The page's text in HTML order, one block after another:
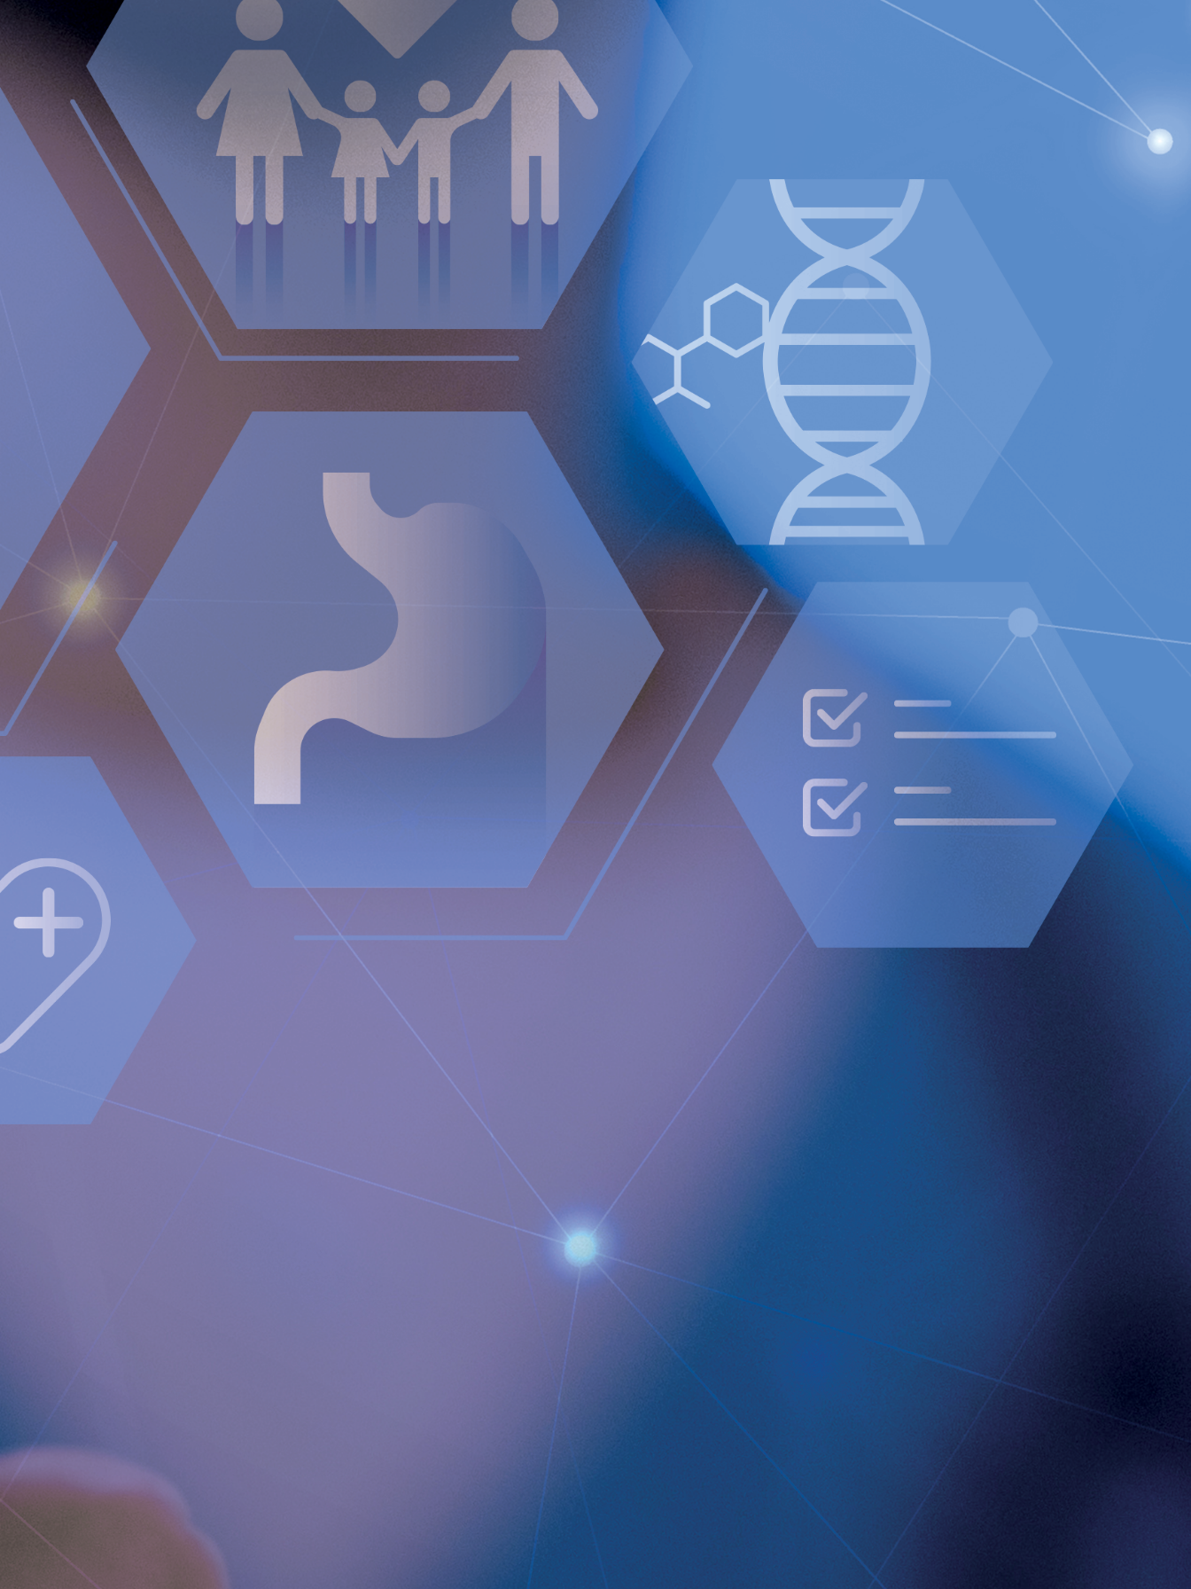
FDA har slutfört sin granskning av PMA Clinical Module 2 och lämnat sin skriftliga feedback,
som bolaget anser vara mycket positiv och man kommer fortsätta att arbeta med FDA för
att få ut RefluxStop på den amerikanska marknaden så snart som möjligt
Resultat från den största publicerade RefluxStop™-studien från normal sjukvåd, omfattande
79 patienter med upp till 17 månaders uppföljning i Tyskland, visar en medianförbättring av
livskvalitetsformuläret GERD-HRQL på 100%
Det världsledande och största sjukhuset i Spanien, La Paz University Hospital i Madrid, utförde
sina första RefluxStop™-operationer och är därmed det 12:e kompetenscentret i Spanien som
Sammanfattning som visar kostnads-effektivitetsanalysen för RefluxStop™ i Italien vann det
prestigefyllda Top 5% Award vid den ledande kongressen för sjukvården och betalare inom
Finansiell sammanfattning
fjärde
Nettoomsättningen minskade med 13% till 442 TEUR (508) (pga studie/test enheter, se helår).
Justerad bruttomarginal uppgick till 90% (92%).
Nedskrivning av utvecklingstillgångar och patent om 1,669 TEUR (0) med EBIT påverkan.
Rörelseförlusten (EBIT) ökade till 7,174 TEUR (6 942).
Förlusten efter skatt uppgick till 7,339 TEUR (8,734).
Förlust per A-aktie, före och efter utspädning, uppgick till 0,10 euro (0,12).
Likvida medel vid periodens utgång uppgick till 64.6 MEUR.
Finansiell sammanfattning för helåret
Nettoomsättningen ökade med 38 % till 1,936 TEUR (1,408).
Justerad bruttomarginal uppgick till 92% (94%).
Rörelseförlusten (EBIT) ökade till 25,466 TEUR (21,840).
Förlusten efter skatt uppgick till 23,686 TEUR (24,502).
Förlusten per A-aktie, före och efter utspädning, uppgick till 0,34 euro (0,34).
Implantica kommer att hålla en telefonkonferens den 14 februari 2025 kl. 15.00 (CET) med Peter
Forsell (VD), Andreas Öhrnberg (CFO) och Nicole Pehrsson (Chief Corporate Affairs Officer). Se
telefonnummer nedan för att delta i konferensen:
https://implantica.events.inderes.com/q4-report-2024
För att delta i telefonkonferensen erhålles genom att du registrerar dig på länken nedan. Efter
registreringen får du ett telefonnummer och ett konferens-ID för att få åtkomst till konferensen
https://conference.inderes.com/teleconference/?id=5001390
För ytterligare information, vänligen kontakta:
Implantica är noterat på Nasdaq First North Premier Growth Market i Stockholm.
Bolagets Certified Adviser är FNCA Sweden AB,[email protected]
enna information är sådan information som Implantica AG är skyldigt att offentliggöra enligt EU:s
marknadsmissbruksförordning. Informationen lämnades, genom ovanstående kontaktpersons försorg, för
offentliggörande den 2025-02-14 08:00 CET.
About Implantica
Implantica är en medicinteknisk koncern dedikerad till att föra avancerad teknik in i kroppen.
Implanticas ledande produkt, RefluxStop™, är ett CE-märkt implantat som motverkar sura
uppstötningar av magsaft upp i matstrupen och potentiellt kommer att skapa ett paradigmskifte
för anti-reflux-behandling vilket stöds av framgångsrika resultat frånkliniska prövningar.
Implantica fokuserar också på eHälsa i kroppen och har utvecklat en bred, patentskyddad
produktpipeline baserad delvis på två plattformsteknologier: en eHälsoplattform utformad för att
övervaka ett brett spektrum av hälsoparametrar, kontrollera behandling inifrån kroppen och
kommunicera till vårdgivaren på avstånd och en trådlös energigivande plattform utformad för att
driva fjärrstyrda implantat trådlöst genom intakt hud.
Implantica är noterat på Nasdaq First North
Premier Growth Market (ticker: IMP A SDB). Besök
för mer information.
Implantica Q4 2024 SWE
Implantica publicerar Bokslutskommunike 2024 Q4 SWE